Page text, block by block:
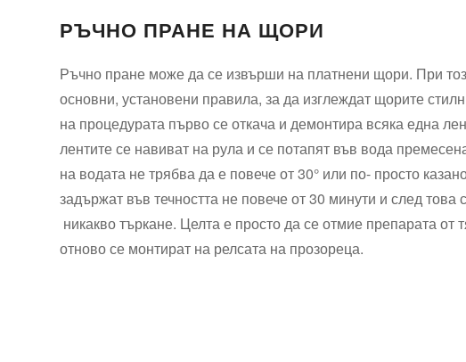
РЪЧНО ПРАНЕ НА ЩОРИ
Ръчно пране може да се извърши на платнени щори. При
основни, установени правила, за да изглеждат щорите
на процедурата първо се откача и демонтира всяка една
лентите се навиват на рула и се потапят във вода
на водата не трябва да е повече от 30° или по- просто
задържат във течността не повече от 30 минути и след
никакво търкане. Целта е просто да се отмие препарата от
отново се монтират на релсата на прозореца.